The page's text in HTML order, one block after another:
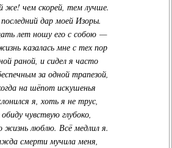
же! чем скорей, тем лучше.
дар моей Изоры.
лет ношу его с собою —
казалась мне с тех пор
раной, и сидел я часто
за одной трапезой,
на шёпот искушенья
я, хоть я не трус,
чувствую глубоко,
жизнь люблю. Всё медлил я.
смерти мучила меня,